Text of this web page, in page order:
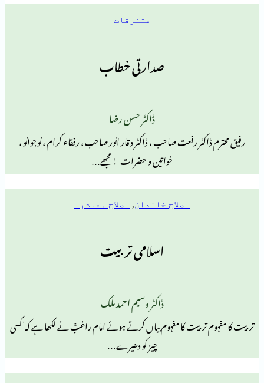
صدارتی خطاب
رفعت صاحب ، ڈاکٹر وقار انور صاحب ، رفقاء کرام ، نوجوانو ،
خواتین و حضرات ! مجھے…
اصلاح معاشرہ
اسلامی تربیت
ڈاکٹر وسیم احمد ملک
کا مفہوم بیاں کرتے ہوئے امام راغبؒ نے لکھا ہے کہ ٰ کسی